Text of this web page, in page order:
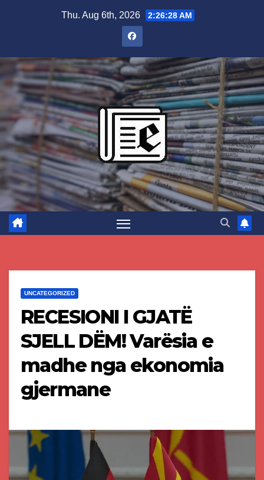
Thu. Aug 6th, 2026 2:26:29 AM
UNCATEGORIZED
RECESIONI I GJATË
SJELL DËM! Varësia e
madhe nga ekonomia
gjermane